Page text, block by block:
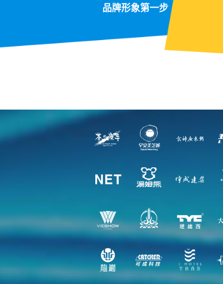
品牌形象第一步